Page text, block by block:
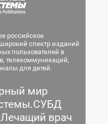
российское
спектр изданий
пользователей в
телекоммуникаций,
для детей.
мир
Лечащий врач